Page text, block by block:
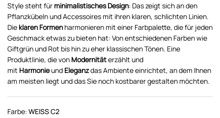
Style steht für minimalistisches Design: Das zeigt sich an den
Pflanzkübeln und Accessoires mit ihren klaren, schlichten Linien.
Die klaren Formen harmonieren mit einer Farbpalette, die für jeden
Geschmack etwas zu bieten hat: Von entschiedenen Farben wie
Giftgrün und Rot bis hin zu eher klassischen Tönen. Eine
Produktlinie, die von Modernitäterzählt und
mit Harmonieund Eleganzdas Ambiente einrichtet, an dem Ihnen
am meisten liegt und das Sie noch kostbarer gestalten möchten.
Farbe: WEISS C2